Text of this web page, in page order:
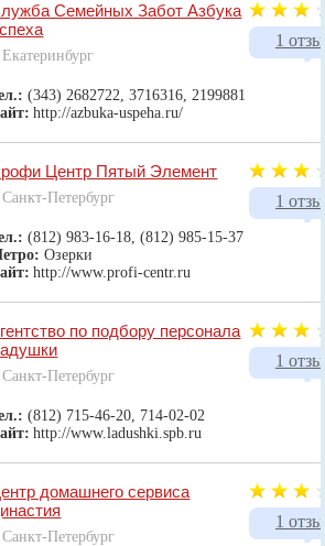
1
Семейных Забот Азбука
Екатеринбург
(343) 2682722, 3716316, 2199881
http://azbuka-uspeha.ru/
1
Центр Пятый Элемент
Санкт-Петербург
(812) 983-16-18, (812) 985-15-37
Озерки
http://www.profi-centr.ru
1
по подбору персонала
Санкт-Петербург
(812) 715-46-20, 714-02-02
http://www.ladushki.spb.ru
1
домашнего сервиса
Санкт-Петербург